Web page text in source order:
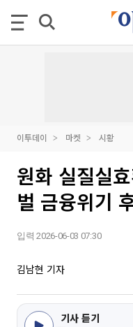
이투데이 마켓 시황
원화 실질실
벌 금융위기
입력 2026-06-03 07:30
김남현 기자
기사 듣기